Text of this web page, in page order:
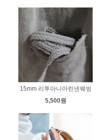
15mm 리투아니아린넨웨빙
5,500원